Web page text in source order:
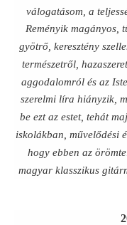
válogatásom, a
Reményik magányos,
gyötrő, keresztény
természetről,
aggodalomról és az
szerelmi líra hiányzik,
be ezt az estet, tehát
iskolákban, művelődési
hogy ebben az
magyar klasszikus